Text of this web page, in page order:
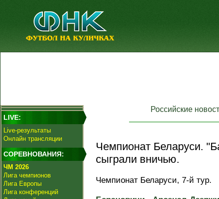
LIVE:
Live-результаты
Онлайн трансляции
СОРЕВНОВАНИЯ:
ЧМ 2026
Лига чемпионов
Лига Европы
Лига конференций
Российские
Чемпионат Беларуси.
сыграли вничью.
Чемпионат Беларуси, 7-й тур.